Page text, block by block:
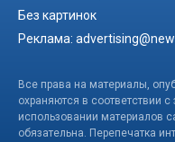
Без картинок
Реклама:
Все права на материалы,
охраняются в соответствии
использовании материалов
обязательна. Перепечатка